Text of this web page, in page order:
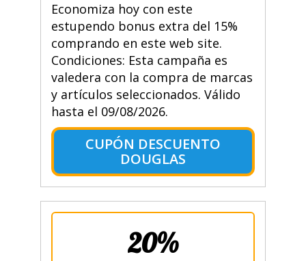
Economiza hoy con este
estupendo bonus extra del 15%
comprando en este web site.
Condiciones: Esta campaña es
valedera con la compra de marcas
y artículos seleccionados. Válido
hasta el 09/08/2026.
CUPÓN DESCUENTO
DOUGLAS
20%